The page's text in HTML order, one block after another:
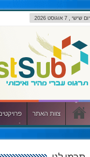
יום שישי , 7 אוגוסט 2026
צוות האתר